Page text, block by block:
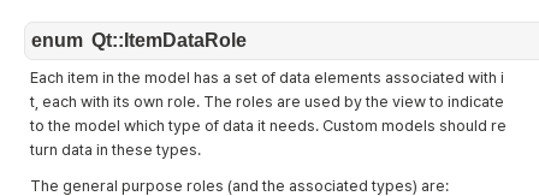
enum Qt::ItemDataRole
Each item in the model has a set of data elements associated with i
t, each with its own role. The roles are used by the view to indicate
to the model which type of data it needs. Custom models should re
turn data in these types.
The general purpose roles (and the associated types) are: